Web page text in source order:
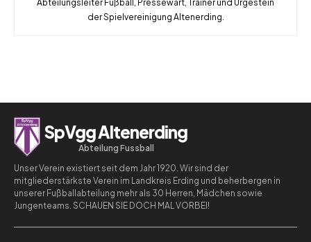
Abteilungsleiter Fußball, Pressewart, Trainer und Urgestein
der Spielvereinigung Altenerding.
SpVgg Altenerding
Abteilung Fussball
Unser Verein existiert seit dem Jahr 1920. Wir sind der
mitgliederstärkste Verein im Landkreis Erding und beherbergen in
unserer Fußballabteilung mehr als 30 Herren, Mädchen sowie
Jungenteams. SCHAUEN SIE DOCH MAL VORBEI!